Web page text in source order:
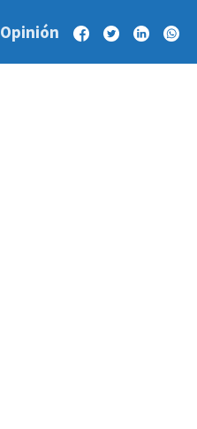
Opinión